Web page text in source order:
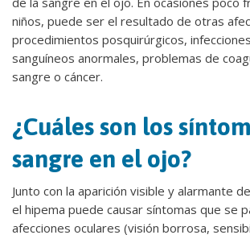
niños, puede ser el resultado de otras
procedimientos posquirúrgicos,
sanguíneos anormales, problemas de
sangre o cáncer.
¿Cuáles son los
sangre en el ojo?
Junto con la aparición visible y alarmante
el hipema puede causar síntomas que se
afecciones oculares (visión borrosa,